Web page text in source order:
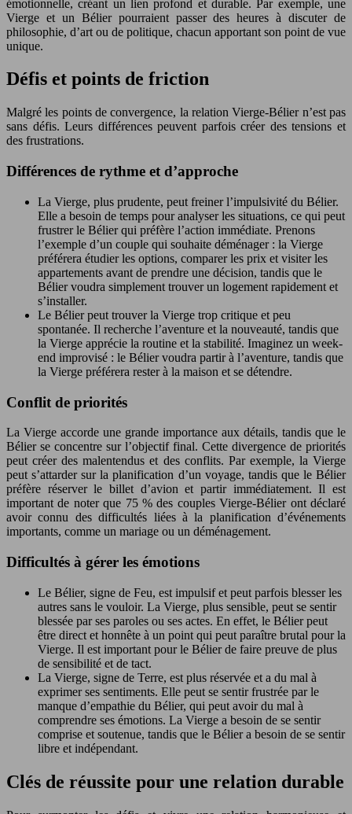
émotionnelle, créant un lien profond et durable. Par exemple, une
Vierge et un Bélier pourraient passer des heures à discuter de
philosophie, d’art ou de politique, chacun apportant son point de vue
unique.
Défis et points de friction
Malgré les points de convergence, la relation Vierge-Bélier n’est pas
sans défis. Leurs différences peuvent parfois créer des tensions et
des frustrations.
Différences de rythme et d’approche
La Vierge, plus prudente, peut freiner l’impulsivité du Bélier.
Elle a besoin de temps pour analyser les situations, ce qui peut
frustrer le Bélier qui préfère l’action immédiate. Prenons
l’exemple d’un couple qui souhaite déménager : la Vierge
préférera étudier les options, comparer les prix et visiter les
appartements avant de prendre une décision, tandis que le
Bélier voudra simplement trouver un logement rapidement et
s’installer.
Le Bélier peut trouver la Vierge trop critique et peu
spontanée. Il recherche l’aventure et la nouveauté, tandis que
la Vierge apprécie la routine et la stabilité. Imaginez un week-
end improvisé : le Bélier voudra partir à l’aventure, tandis que
la Vierge préférera rester à la maison et se détendre.
Conflit de priorités
La Vierge accorde une grande importance aux détails, tandis que le
Bélier se concentre sur l’objectif final. Cette divergence de priorités
peut créer des malentendus et des conflits. Par exemple, la Vierge
peut s’attarder sur la planification d’un voyage, tandis que le Bélier
préfère réserver le billet d’avion et partir immédiatement. Il est
important de noter que 75 % des couples Vierge-Bélier ont déclaré
avoir connu des difficultés liées à la planification d’événements
importants, comme un mariage ou un déménagement.
Difficultés à gérer les émotions
Le Bélier, signe de Feu, est impulsif et peut parfois blesser les
autres sans le vouloir. La Vierge, plus sensible, peut se sentir
blessée par ses paroles ou ses actes. En effet, le Bélier peut
être direct et honnête à un point qui peut paraître brutal pour la
Vierge. Il est important pour le Bélier de faire preuve de plus
de sensibilité et de tact.
La Vierge, signe de Terre, est plus réservée et a du mal à
exprimer ses sentiments. Elle peut se sentir frustrée par le
manque d’empathie du Bélier, qui peut avoir du mal à
comprendre ses émotions. La Vierge a besoin de se sentir
comprise et soutenue, tandis que le Bélier a besoin de se sentir
libre et indépendant.
Clés de réussite pour une relation durable